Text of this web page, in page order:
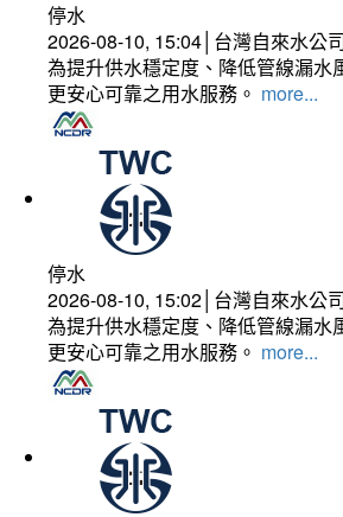
停水
2026-08-10, 15:04│台灣自來水公
為提升供水穩定度、降低管線漏
更安心可靠之用水服務。 more...
停水
2026-08-10, 15:02│台灣自來水公
為提升供水穩定度、降低管線漏
更安心可靠之用水服務。 more...